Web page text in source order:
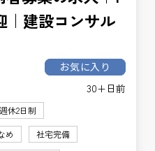
｜建設コンサル
お気に入り
30+日前
休2日制
め
社宅完備